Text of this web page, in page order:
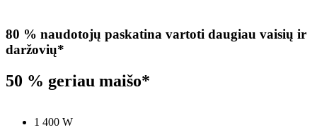
80 % naudotojų paskatina vartoti daugiau vaisių ir
daržovių*
50 % geriau maišo*
1 400 W